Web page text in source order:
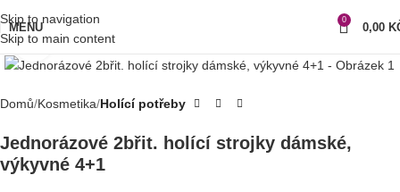
Skip to navigation
Skip to main content
MENU
0
0,00
Klikni pro zvětšení
Domů Kosmetika Holící potřeby
Jednorázové 2břit. holící strojky dámské,
výkyvné 4+1